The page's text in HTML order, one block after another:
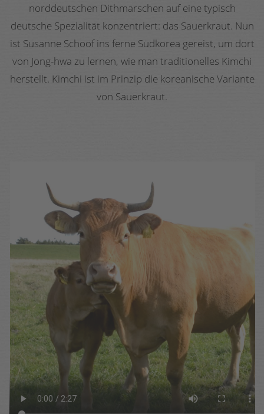
norddeutschen Dithmarschen auf eine typisch
deutsche Spezialität konzentriert: das Sauerkraut. Nun
ist Susanne Schoof ins ferne Südkorea gereist, um dort
von Jong-hwa zu lernen, wie man traditionelles Kimchi
herstellt. Kimchi ist im Prinzip die koreanische Variante
von Sauerkraut.